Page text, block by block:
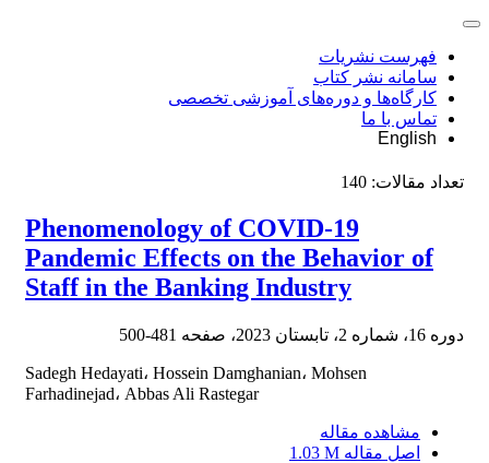
فهرست نشریات
سامانه نشر کتاب
کارگاه‌ها و دوره‌های آموزشی تخصصی
تماس با ما
English
تعداد مقالات: 140
Phenomenology of COVID-19
Pandemic Effects on the Behavior of
Staff in the Banking Industry
دوره 16، شماره 2، تابستان 2023، صفحه 481-500
Sadegh Hedayati، Hossein Damghanian، Mohsen
Farhadinejad، Abbas Ali Rastegar
مشاهده مقاله
اصل مقاله 1.03 M